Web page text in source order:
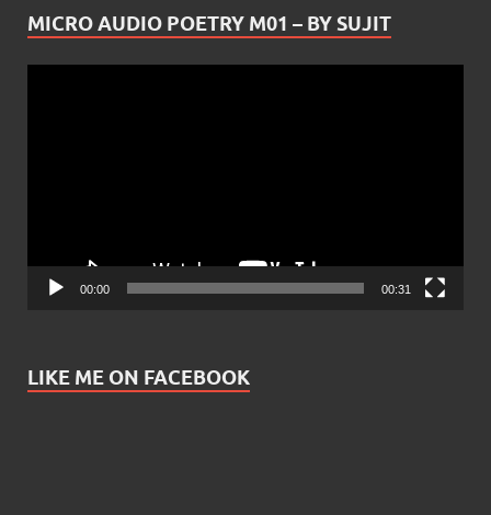
MICRO AUDIO POETRY M01 – BY SUJIT
00:00 00:31
LIKE ME ON FACEBOOK